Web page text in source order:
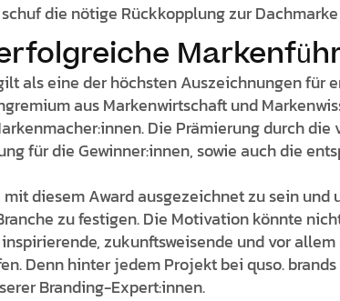
die nötige Rückkopplung zur
als eine der höchsten Auszeichnungen für
aus Markenwirtschaft und
Die Prämierung durch
für die Gewinner:innen, sowie auch die
diesem Award ausgezeichnet zu sein
zu festigen. Die Motivation könnte
zukunftsweisende und vor
Denn hinter jedem Projekt bei quso.
Branding-Expert:innen.